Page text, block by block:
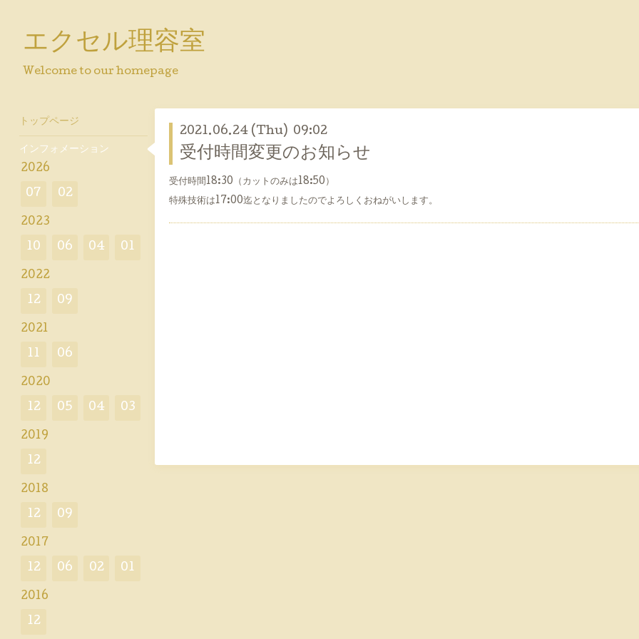
エクセル理容室
Welcome to our homepage
2021.06.24 (Thu) 09:02
受付時間変更のお知らせ
受付時間18:30（カットのみは18:50）
特殊技術は17:00迄となりましたのでよろしくおねがいします。
トップページ
インフォメーション
2026
07 02
2023
10 06 04 01
2022
12 09
2021
11 06
2020
12 05 04 03
2019
12
2018
12 09
2017
12 06 02 01
2016
12